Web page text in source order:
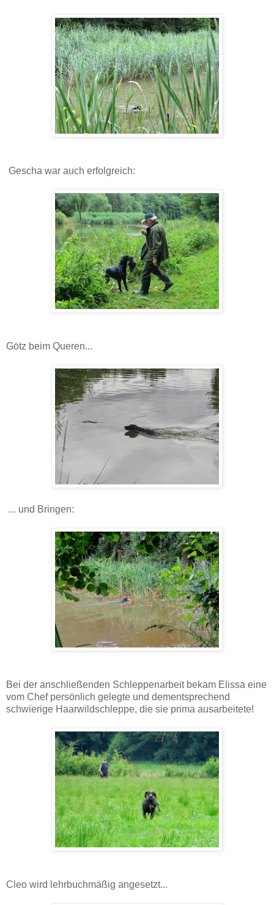
Gescha war auch erfolgreich:
Götz beim Queren...
... und Bringen:
Bei der anschließenden Schleppenarbeit bekam Elissa eine
vom Chef persönlich gelegte und dementsprechend
schwierige Haarwildschleppe, die sie prima ausarbeitete!
Cleo wird lehrbuchmäßig angesetzt...